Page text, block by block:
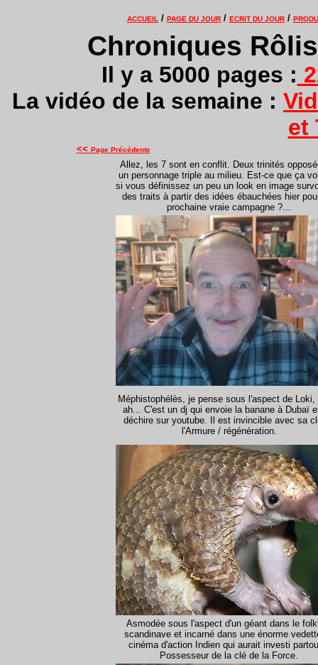
ACCUEIL / PAGE DU JOUR / ECRIT DU JOUR /
Chroniques
Il y a 5000 pages :
La vidéo de la semaine :
et
<< Page Précédente
Allez, les 7 sont en conflit. Deux trinités
un personnage triple au milieu. Est-ce que ça
si vous définissez un peu un look en image
des traits à partir des idées ébauchées hier
prochaine vraie campagne ?...
Méphistophélès, je pense sous l'aspect de Loki,
ah... C'est un dj qui envoie la banane à Dubaï
déchire sur youtube. Il est invincible avec sa
l'Armure / régénération.
Asmodée sous l'aspect d'un géant dans le
scandinave et incarné dans une énorme
cinéma d'action Indien qui aurait investi
Possesseur de la clé de la Force.